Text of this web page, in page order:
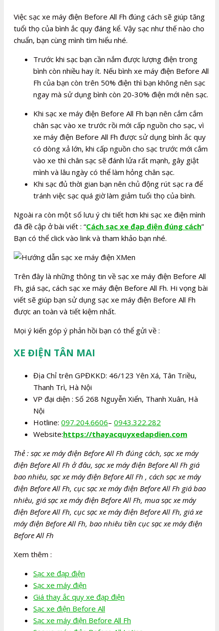
Việc sạc xe máy điện Before All Fh đúng cách sẽ giúp tăng
tuổi thọ của bình ắc quy đáng kể. Vậy sạc như thế nào cho
chuẩn, bạn cùng mình tìm hiểu nhé.
Trước khi sạc bạn cần nắm được lượng điện trong
bình còn nhiều hay ít. Nếu bình xe máy điện Before All
Fh của bạn còn trên 50% điện thì bạn không nên sạc
ngay mà sử dụng bình còn 20-30% điện mới nên sạc.
Khi sạc xe máy điện Before All Fh bạn nên cắm cắm
chân sạc vào xe trước rồi mới cấp nguồn cho sạc, vì
xe máy điện Before All Fh được sử dụng bình ắc quy
có dòng xả lớn, khi cấp nguồn cho sạc trước mới cắm
vào xe thì chân sạc sẽ đánh lửa rất mạnh, gây giật
mình và lâu ngày có thể làm hỏng chân sạc.
Khi sạc đủ thời gian bạn nên chủ động rút sạc ra để
tránh việc sạc quá giờ làm giảm tuổi thọ của bình.
Ngoài ra còn một số lưu ý chi tiết hơn khi sạc xe điện mình
đã đề cập ở bài viết : “Cách sạc xe đạp điện đúng cách”
Bạn có thể click vào link và tham khảo bạn nhé.
Trên đây là những thông tin về sạc xe máy điện Before All
Fh, giá sạc, cách sạc xe máy điện Before All Fh. Hi vọng bài
viết sẽ giúp bạn sử dụng sạc xe máy điện Before All Fh
được an toàn và tiết kiệm nhất.
Mọi ý kiến góp ý phản hồi bạn có thể gửi về :
XE ĐIỆN TÂN MAI
Địa Chỉ trên GPĐKKD: 46/123 Yên Xá, Tân Triều,
Thanh Trì, Hà Nội
VP đại diện : Số 268 Nguyễn Xiển, Thanh Xuân, Hà
Nội
Hotline: 097.204.6606– 0943.322.282
Website:https://thayacquyxedapdien.com
Thẻ : sạc xe máy điện Before All Fh đúng cách, sạc xe máy
điện Before All Fh ở đâu, sạc xe máy điện Before All Fh giá
bao nhiêu, sạc xe máy điện Before All Fh , cách sạc xe máy
điện Before All Fh, cục sạc xe máy điện Before All Fh giá bao
nhiêu, giá sạc xe máy điện Before All Fh, mua sạc xe máy
điện Before All Fh, cục sạc xe máy điện Before All Fh, giá xe
máy điện Before All Fh, bao nhiêu tiền cục sạc xe máy điện
Before All Fh
Xem thêm :
Sạc xe đạp điện
Sạc xe máy điện
Giá thay ắc quy xe đạp điện
Sạc xe điện Before All
Sạc xe máy điện Before All Fh